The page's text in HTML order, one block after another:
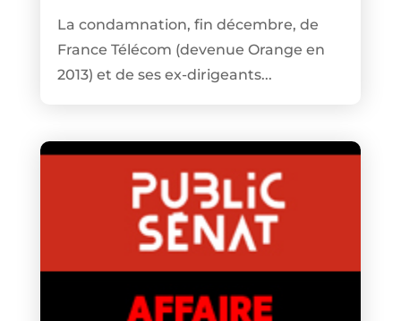
La condamnation, fin décembre, de
France Télécom (devenue Orange en
2013) et de ses ex-dirigeants...